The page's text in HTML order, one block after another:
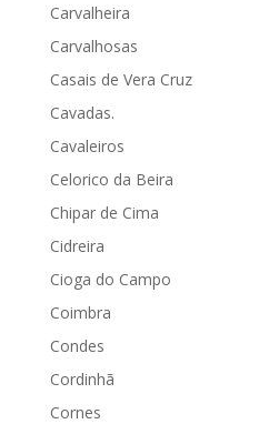
Carvalheira
Carvalhosas
Casais de Vera Cruz
Cavadas.
Cavaleiros
Celorico da Beira
Chipar de Cima
Cidreira
Cioga do Campo
Coimbra
Condes
Cordinhã
Cornes